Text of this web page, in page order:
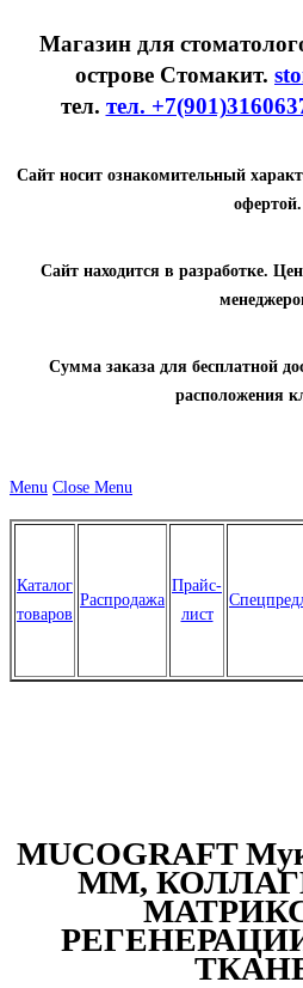
Магазин для
острове Стомакит.
тел. тел.
Сайт носит ознакомительный
офертой.
Сайт находится в разработке.
Сумма заказа для бесплатной
расположения
Menu Close Menu
Каталог
товаров
Распродажа
Прайс-
лист
MUCOGRAFT
ММ,